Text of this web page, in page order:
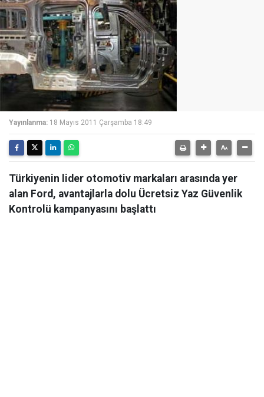
Yayınlanma: 18 Mayıs 2011 Çarşamba 18:49
Türkiyenin lider otomotiv markaları arasında yer
alan Ford, avantajlarla dolu Ücretsiz Yaz Güvenlik
Kontrolü kampanyasını başlattı